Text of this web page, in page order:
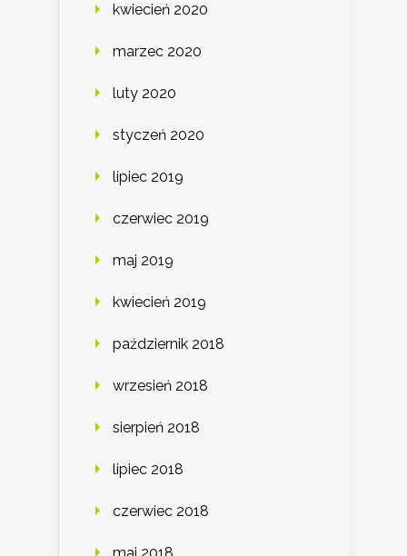
kwiecień 2020
marzec 2020
luty 2020
styczeń 2020
lipiec 2019
czerwiec 2019
maj 2019
kwiecień 2019
październik 2018
wrzesień 2018
sierpień 2018
lipiec 2018
czerwiec 2018